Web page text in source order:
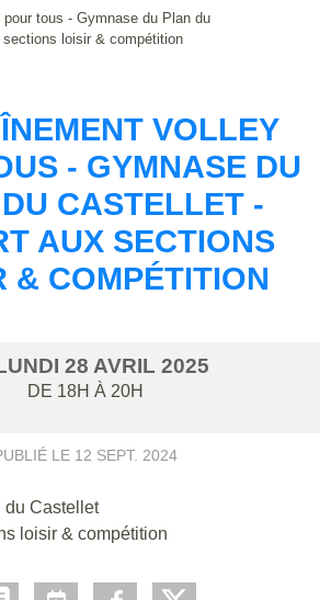
tous - Gymnase du Plan du
loisir & compétition
VOLLEY
- GYMNASE DU
CASTELLET -
AUX SECTIONS
& COMPÉTITION
28 AVRIL 2025
DE 18H À 20H
LE 12 SEPT. 2024
du Castellet
loisir & compétition